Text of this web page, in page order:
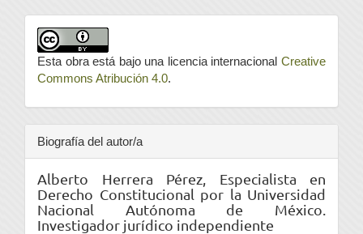
Esta obra está bajo una licencia internacional Creative
Commons Atribución 4.0.
Biografía del autor/a
Alberto Herrera Pérez, Especialista en
Derecho Constitucional por la Universidad
Nacional Autónoma de México.
Investigador jurídico independiente